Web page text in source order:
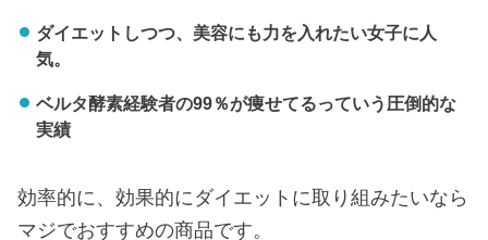
ダイエットしつつ、美容にも力を入れたい女子に人
気。
ベルタ酵素経験者の99％が痩せてるっていう圧倒的な
実績
効率的に、効果的にダイエットに取り組みたいなら
マジでおすすめの商品です。